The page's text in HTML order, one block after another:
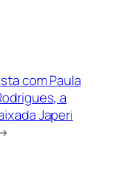
com Paula
a
Japeri